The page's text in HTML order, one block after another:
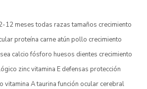
12 meses todas razas tamaños crecimiento
proteína carne atún pollo crecimiento
calcio fósforo huesos dientes crecimiento
zinc vitamina E defensas protección
vitamina A taurina función ocular cerebral